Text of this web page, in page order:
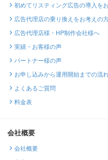
初めてリスティング広告の導入を
広告代理店の乗り換えをお考えの
広告代理店様・HP制作会社様へ
実績・お客様の声
パートナー様の声
お申し込みから運用開始までの流
よくあるご質問
料金表
会社概要
会社概要